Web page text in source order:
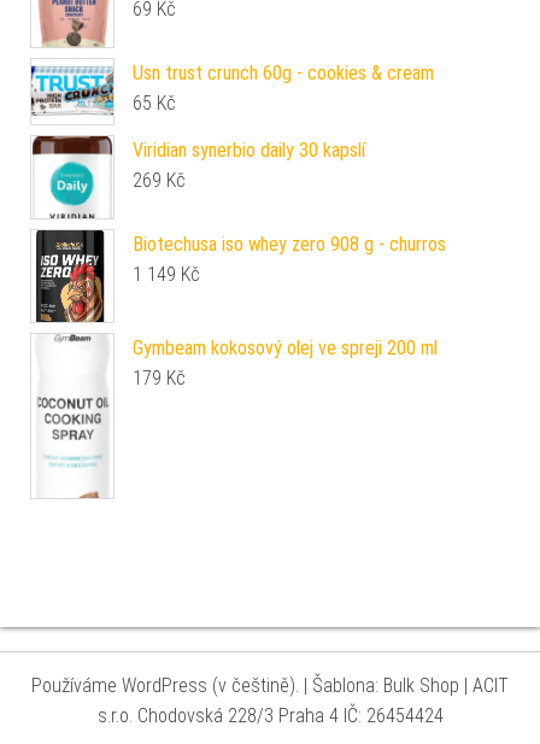
69 Kč
Usn trust crunch 60g - cookies & cream
65 Kč
Viridian synerbio daily 30 kapslí
269 Kč
Biotechusa iso whey zero 908 g - churros
1 149 Kč
Gymbeam kokosový olej ve spreji 200 ml
179 Kč
Používáme WordPress (v češtině). | Šablona: Bulk Shop | ACIT
s.r.o. Chodovská 228/3 Praha 4 IČ: 26454424